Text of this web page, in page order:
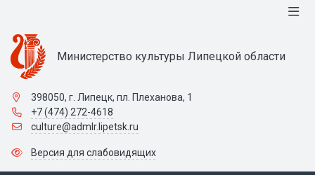
Министерство культуры Липецкой области
398050, г. Липецк, пл. Плеханова, 1
+7 (474) 272-4618
culture@admlr.lipetsk.ru
Версия для слабовидящих